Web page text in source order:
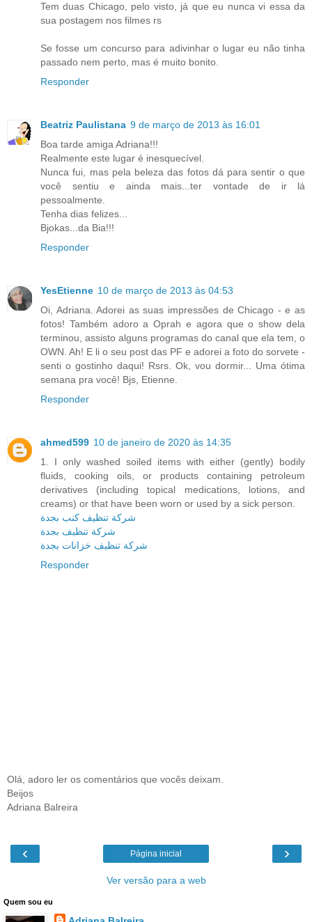
Tem duas Chicago, pelo visto, já que eu nunca vi essa da
sua postagem nos filmes rs
Se fosse um concurso para adivinhar o lugar eu não tinha
passado nem perto, mas é muito bonito.
Responder
Beatriz Paulistana 9 de março de 2013 às 16:01
Boa tarde amiga Adriana!!!
Realmente este lugar é inesquecível.
Nunca fui, mas pela beleza das fotos dá para sentir o que
você sentiu e ainda mais...ter vontade de ir lá
pessoalmente.
Tenha dias felizes...
Bjokas...da Bia!!!
Responder
YesEtienne 10 de março de 2013 às 04:53
Oi, Adriana. Adorei as suas impressões de Chicago - e as
fotos! Também adoro a Oprah e agora que o show dela
terminou, assisto alguns programas do canal que ela tem, o
OWN. Ah! E li o seu post das PF e adorei a foto do sorvete -
senti o gostinho daqui! Rsrs. Ok, vou dormir... Uma ótima
semana pra você! Bjs, Etienne.
Responder
ahmed599 10 de janeiro de 2020 às 14:35
1. I only washed soiled items with either (gently) bodily
fluids, cooking oils, or products containing petroleum
derivatives (including topical medications, lotions, and
creams) or that have been worn or used by a sick person.
شركة تنظيف كنب بجدة
شركة تنظيف بجدة
شركة تنظيف خزانات بجدة
Responder
Olá, adoro ler os comentários que vocês deixam.
Beijos
Adriana Balreira
‹ ›
Página inicial
Ver versão para a web
Quem sou eu